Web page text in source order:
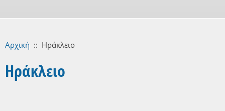
Αρχική :: Ηράκλειο
Ηράκλειο